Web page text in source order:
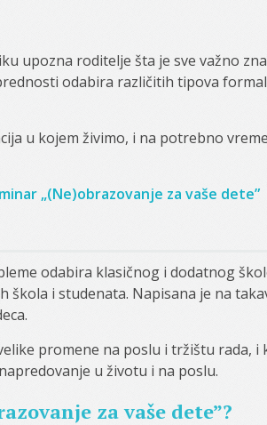
upozna roditelje šta je sve važno
odabira različitih tipova
u kojem živimo, i na potrebno
„(Ne)obrazovanje za vaše dete”
odabira klasičnog i dodatnog
i studenata. Napisana je na
promene na poslu i tržištu rada,
u životu i na poslu.
za vaše dete”?